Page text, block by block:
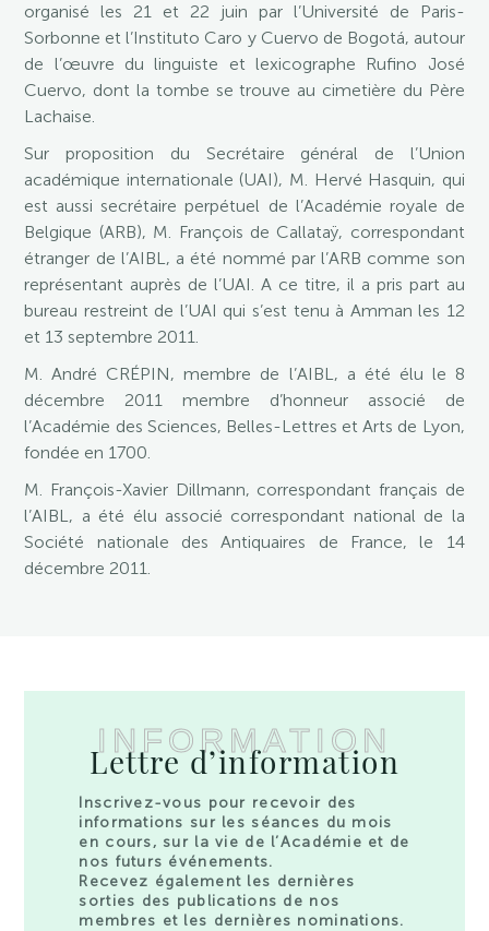
organisé les 21 et 22 juin par l’Université de Paris-
Sorbonne et l’Instituto Caro y Cuervo de Bogotá, autour
de l’œuvre du linguiste et lexicographe Rufino José
Cuervo, dont la tombe se trouve au cimetière du Père
Lachaise.
Sur proposition du Secrétaire général de l’Union
académique internationale (UAI), M. Hervé Hasquin, qui
est aussi secrétaire perpétuel de l’Académie royale de
Belgique (ARB), M. François de Callataÿ, correspondant
étranger de l’AIBL, a été nommé par l’ARB comme son
représentant auprès de l’UAI. A ce titre, il a pris part au
bureau restreint de l’UAI qui s’est tenu à Amman les 12
et 13 septembre 2011.
M. André CRÉPIN, membre de l’AIBL, a été élu le 8
décembre 2011 membre d’honneur associé de
l’Académie des Sciences, Belles-Lettres et Arts de Lyon,
fondée en 1700.
M. François-Xavier Dillmann, correspondant français de
l’AIBL, a été élu associé correspondant national de la
Société nationale des Antiquaires de France, le 14
décembre 2011.
INFORMATION
Lettre d’information
Inscrivez-vous pour recevoir des
informations sur les séances du mois
en cours, sur la vie de l’Académie et de
nos futurs événements.
Recevez également les dernières
sorties des publications de nos
membres et les dernières nominations.